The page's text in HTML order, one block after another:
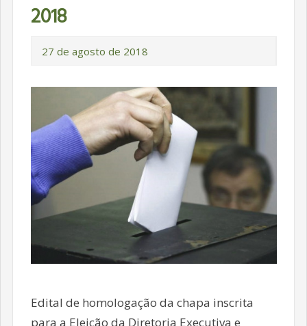
2018
27 de agosto de 2018
Edital de homologação da chapa inscrita
para a Eleição da Diretoria Executiva e